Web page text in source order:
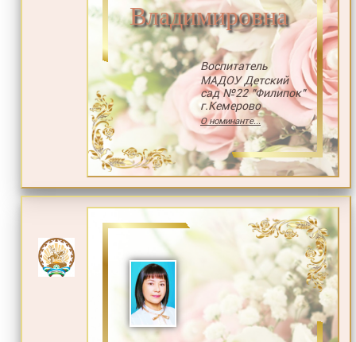
Владимировна
Воспитатель
МАДОУ Детский
сад №22 "Филипок"
г.Кемерово
О номинанте...